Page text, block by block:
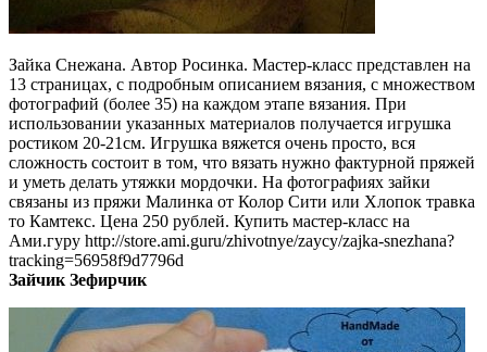
Зайка Снежана. Автор Росинка. Мастер-класс представлен на
13 страницах, с подробным описанием вязания, с множеством
фотографий (более 35) на каждом этапе вязания. При
использовании указанных материалов получается игрушка
ростиком 20-21см. Игрушка вяжется очень просто, вся
сложность состоит в том, что вязать нужно фактурной пряжей
и уметь делать утяжки мордочки. На фотографиях зайки
связаны из пряжи Малинка от Колор Сити или Хлопок травка
то Камтекс. Цена 250 рублей. Купить мастер-класс на
Ами.гуру http://store.ami.guru/zhivotnye/zaycy/zajka-snezhana?
tracking=56958f9d7796d
Зайчик Зефирчик